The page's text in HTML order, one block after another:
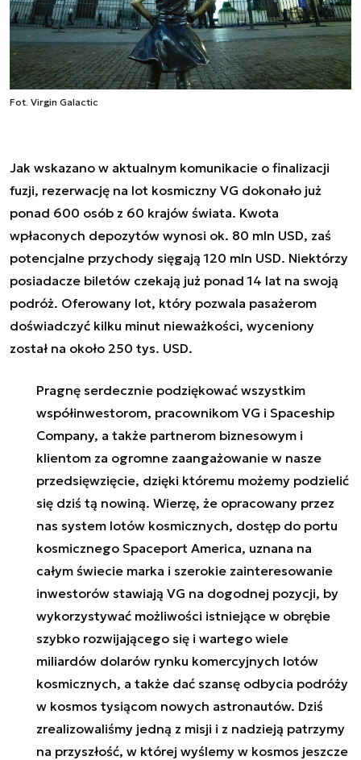
Fot. Virgin Galactic
Jak wskazano w aktualnym komunikacie o finalizacji
fuzji, rezerwację na lot kosmiczny VG dokonało już
ponad 600 osób z 60 krajów świata. Kwota
wpłaconych depozytów wynosi ok. 80 mln USD, zaś
potencjalne przychody sięgają 120 mln USD. Niektórzy
posiadacze biletów czekają już ponad 14 lat na swoją
podróż. Oferowany lot, który pozwala pasażerom
doświadczyć kilku minut nieważkości, wyceniony
został na około 250 tys. USD.
Pragnę serdecznie podziękować wszystkim
współinwestorom, pracownikom VG i Spaceship
Company, a także partnerom biznesowym i
klientom za ogromne zaangażowanie w nasze
przedsięwzięcie, dzięki któremu możemy podzielić
się dziś tą nowiną. Wierzę, że opracowany przez
nas system lotów kosmicznych, dostęp do portu
kosmicznego Spaceport America, uznana na
całym świecie marka i szerokie zainteresowanie
inwestorów stawiają VG na dogodnej pozycji, by
wykorzystywać możliwości istniejące w obrębie
szybko rozwijającego się i wartego wiele
miliardów dolarów rynku komercyjnych lotów
kosmicznych, a także dać szansę odbycia podróży
w kosmos tysiącom nowych astronautów. Dziś
zrealizowaliśmy jedną z misji i z nadzieją patrzymy
na przyszłość, w której wyślemy w kosmos jeszcze